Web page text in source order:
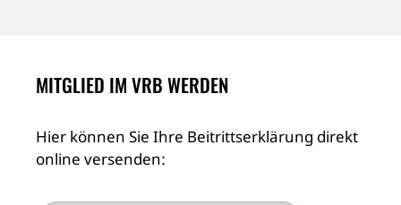
MITGLIED IM VRB WERDEN
Hier können Sie Ihre Beitrittserklärung direkt
online versenden: